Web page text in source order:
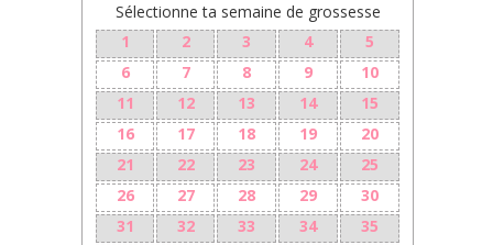
Sélectionne ta semaine de grossesse
1
2 3 4
5
6
7 8 9
10
11
12 13 14
15
16
17 18 19
20
21
22 23 24
25
26
27 28 29
30
31
32 33 34
35